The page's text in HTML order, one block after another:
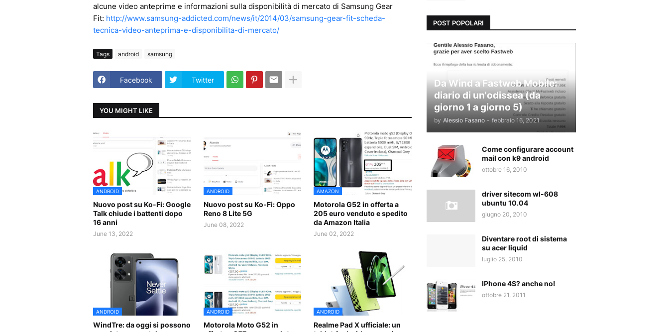
alcune video anteprime e informazioni sulla disponibilità di mercato di Samsung Gear
Fit: http://www.samsung-addicted.com/news/it/2014/03/samsung-gear-fit-scheda-
tecnica-video-anteprima-e-disponibilita-di-mercato/
Tags android samsung
Facebook Twitter
YOU MIGHT LIKE
ANDROID
Nuovo post su Ko-Fi: Google
Talk chiude i battenti dopo
16 anni
June 13, 2022
ANDROID
Nuovo post su Ko-Fi: Oppo
Reno 8 Lite 5G
June 08, 2022
AMAZON
Motorola G52 in offerta a
205 euro venduto e spedito
da Amazon Italia
June 02, 2022
ANDROID
WindTre: da oggi si possono
ANDROID
Motorola Moto G52 in
ANDROID
Realme Pad X ufficiale: un
POST POPOLARI
Da Wind a Fastweb Mobile:
diario di un'odissea (da
giorno 1 a giorno 5)
by Alessio Fasano - febbraio 16, 2021
Come configurare account
mail con k9 android
ottobre 16, 2010
driver sitecom wl-608
ubuntu 10.04
giugno 20, 2010
Diventare root di sistema
su acer liquid
luglio 25, 2010
IPhone 4S? anche no!
ottobre 21, 2011